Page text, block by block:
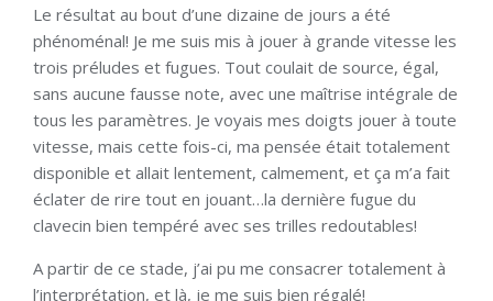
Le résultat au bout d’une dizaine de jours a été
phénoménal! Je me suis mis à jouer à grande vitesse les
trois préludes et fugues. Tout coulait de source, égal,
sans aucune fausse note, avec une maîtrise intégrale de
tous les paramètres. Je voyais mes doigts jouer à toute
vitesse, mais cette fois-ci, ma pensée était totalement
disponible et allait lentement, calmement, et ça m’a fait
éclater de rire tout en jouant…la dernière fugue du
clavecin bien tempéré avec ses trilles redoutables!
A partir de ce stade, j’ai pu me consacrer totalement à
l’interprétation, et là, je me suis bien régalé!